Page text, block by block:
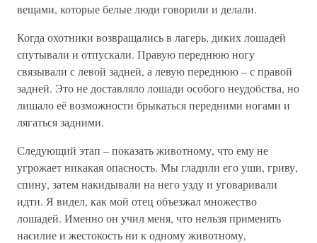
вещами, которые белые люди говорили и делали.
Когда охотники возвращались в лагерь, диких лошадей
спутывали и отпускали. Правую переднюю ногу
связывали с левой задней, а левую переднюю – с правой
задней. Это не доставляло лошади особого неудобства, но
лишало её возможности брыкаться передними ногами и
лягаться задними.
Следующий этап – показать животному, что ему не
угрожает никакая опасность. Мы гладили его уши, гриву,
спину, затем накидывали на него узду и уговаривали
идти. Я видел, как мой отец объезжал множество
лошадей. Именно он учил меня, что нельзя применять
насилие и жестокость ни к одному животному,